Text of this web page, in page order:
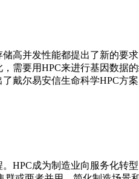
高并发性能都提出了新的要
需要用HPC来进行基因数据
戴尔易安信生命科学HPC方
成为制造业向服务化转